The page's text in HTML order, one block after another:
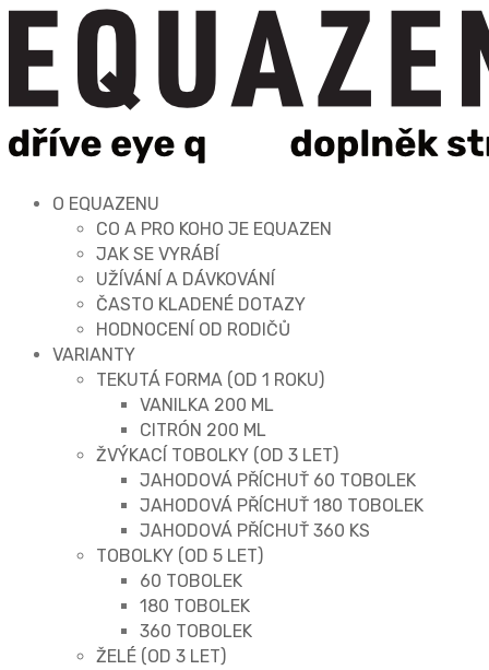
O EQUAZENU
CO A PRO KOHO JE EQUAZEN
JAK SE VYRÁBÍ
UŽÍVÁNÍ A DÁVKOVÁNÍ
ČASTO KLADENÉ DOTAZY
HODNOCENÍ OD RODIČŮ
VARIANTY
TEKUTÁ FORMA (OD 1 ROKU)
VANILKA 200 ML
CITRÓN 200 ML
ŽVÝKACÍ TOBOLKY (OD 3 LET)
JAHODOVÁ PŘÍCHUŤ 60 TOBOLEK
JAHODOVÁ PŘÍCHUŤ 180 TOBOLEK
JAHODOVÁ PŘÍCHUŤ 360 KS
TOBOLKY (OD 5 LET)
60 TOBOLEK
180 TOBOLEK
360 TOBOLEK
ŽELÉ (OD 3 LET)